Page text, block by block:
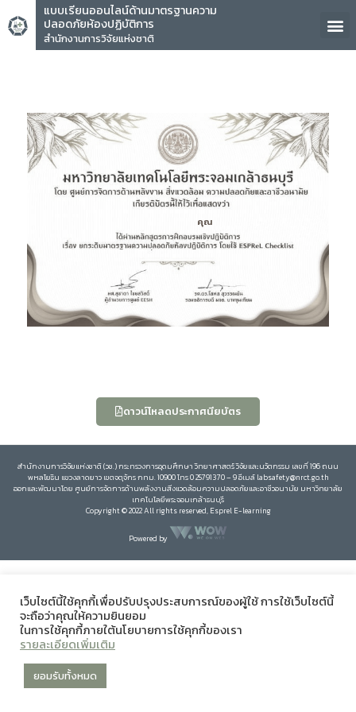
แบบเรียนออนไลน์ด้านมาตรฐานความ
ปลอดภัยห้องปฏิบัติการ
สำนักงานการวิจัยแห่งชาติ
คุณ
ดาวน์โหลดประกาศนียบัตร
สำนักงานการวิจัยแห่งชาติ (วช.) กระทรวงการอุดมศึกษา วิทยาศาสตร์ วิจัยและนวัตกรรม เลขที่ 196 ถนน
พหลโยธิน แขวงลาดยาว เขตจตุจักร กทม. 10900 โทร 0 25791370 – 9 อีเมล์ labsafety@nrct.go.th
ออกและพัฒนาโดย ศูนย์การจัดการด้านพลังงานสิ่งแวดล้อมความปลอดภัยและอาชีวอนามัย มหาวิทยาลัย
เทคโนโลยีพระจอมเกล้าธนบุรี
Copyright © 2022 All rights reserved, Esprel E-learning
Powered by
เว็บไซต์นี้ใช้คุกกี้เพื่อปรับปรุงประสบการณ์ของผู้ใช้ การใช้เว็บไซต์นี้
จะถือว่าคุณให้ความยินยอม
ในการใช้คุกกี้ภายใต้นโยบายการใช้คุกกี้ของเรา
รายละเอียดเพิ่มเติม
ยอมรับทั้งหมด